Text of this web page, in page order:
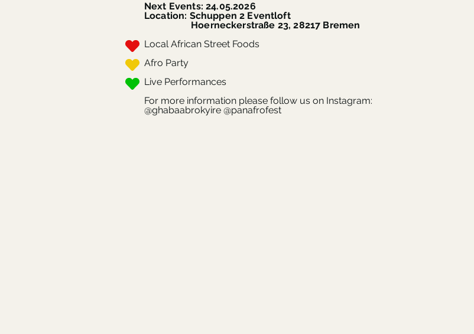
Next Events:24.05.2026
Location: Schuppen 2 Eventloft
Hoerneckerstraße 23, 28217 Bremen
Local African Street Foods
Afro Party
Live Performances
For more information please follow us on Instagram:
@ghabaabrokyire @panafrofest